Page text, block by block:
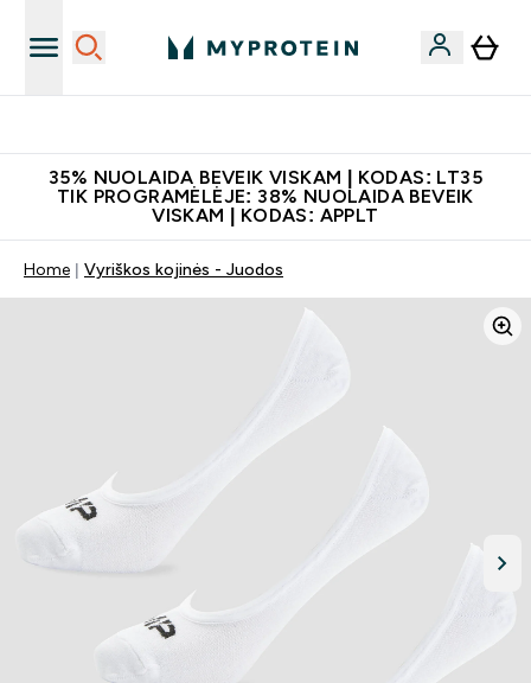
35% NUOLAIDA BEVEIK VISKAM | KODAS: LT35
TIK PROGRAMĖLĖJE: 38% NUOLAIDA BEVEIK
VISKAM | KODAS: APPLT
Home Vyriškos kojinės - Juodos